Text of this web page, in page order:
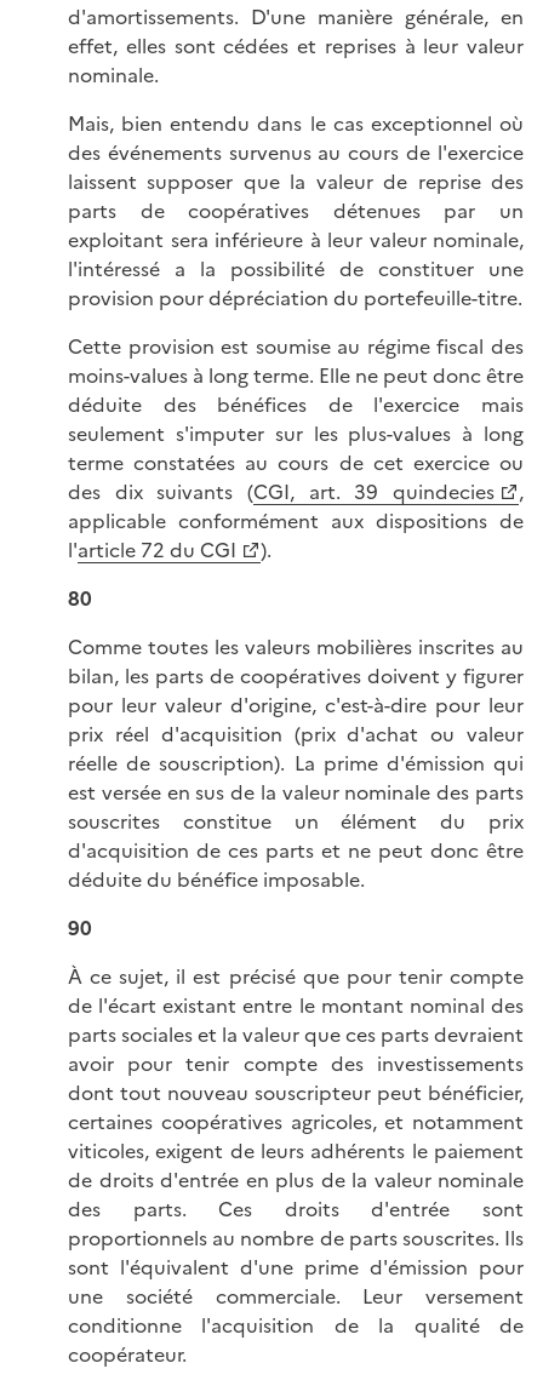
d'amortissements. D'une manière générale, en
effet, elles sont cédées et reprises à leur valeur
nominale.
Mais, bien entendu dans le cas exceptionnel où
des événements survenus au cours de l'exercice
laissent supposer que la valeur de reprise des
parts de coopératives détenues par un
exploitant sera inférieure à leur valeur nominale,
l'intéressé a la possibilité de constituer une
provision pour dépréciation du portefeuille-titre.
Cette provision est soumise au régime fiscal des
moins-values à long terme. Elle ne peut donc être
déduite des bénéfices de l'exercice mais
seulement s'imputer sur les plus-values à long
terme constatées au cours de cet exercice ou
des dix suivants (CGI, art. 39 quindecies
,
applicable conformément aux dispositions de
l'article 72 du CGI
).
80
Comme toutes les valeurs mobilières inscrites au
bilan, les parts de coopératives doivent y figurer
pour leur valeur d'origine, c'est-à-dire pour leur
prix réel d'acquisition (prix d'achat ou valeur
réelle de souscription). La prime d'émission qui
est versée en sus de la valeur nominale des parts
souscrites constitue un élément du prix
d'acquisition de ces parts et ne peut donc être
déduite du bénéfice imposable.
90
À ce sujet, il est précisé que pour tenir compte
de l'écart existant entre le montant nominal des
parts sociales et la valeur que ces parts devraient
avoir pour tenir compte des investissements
dont tout nouveau souscripteur peut bénéficier,
certaines coopératives agricoles, et notamment
viticoles, exigent de leurs adhérents le paiement
de droits d'entrée en plus de la valeur nominale
des parts. Ces droits d'entrée sont
proportionnels au nombre de parts souscrites. Ils
sont l'équivalent d'une prime d'émission pour
une société commerciale. Leur versement
conditionne l'acquisition de la qualité de
coopérateur.